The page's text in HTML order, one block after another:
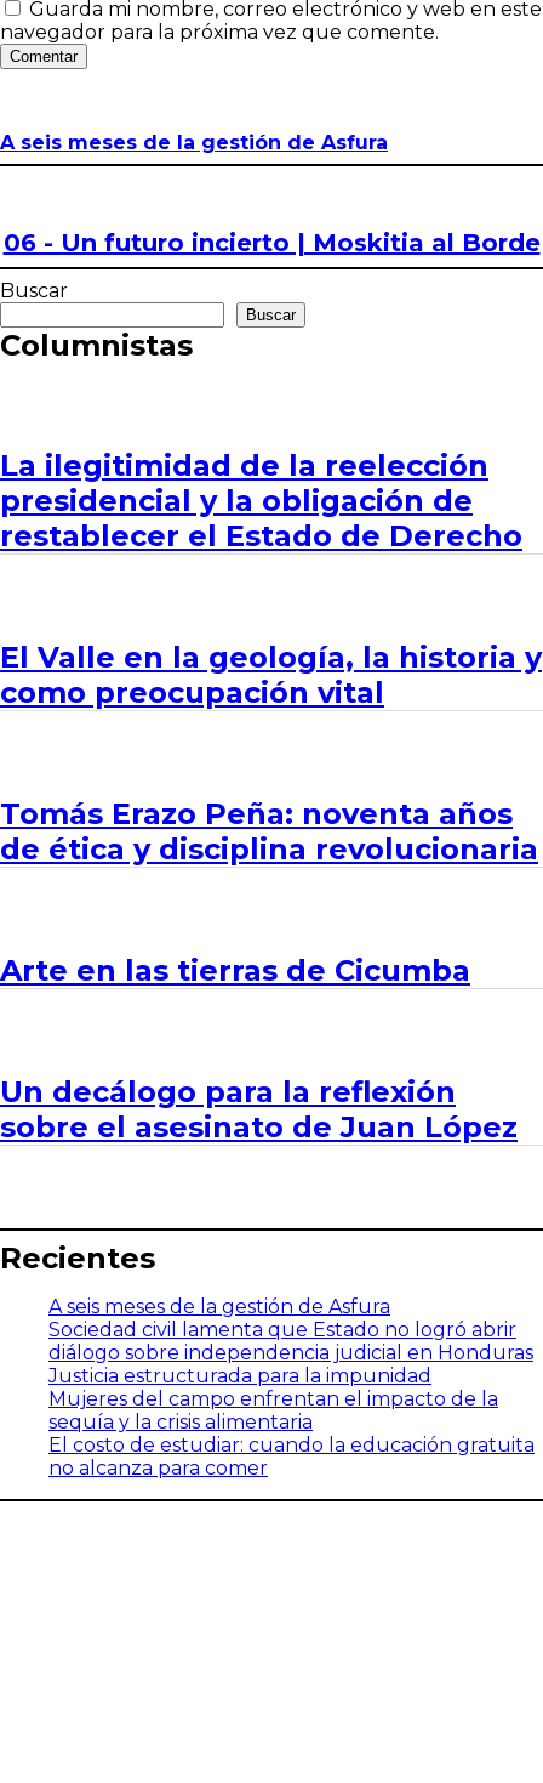
Guarda mi nombre, correo electrónico y web en este
navegador para la próxima vez que comente.
Comentar
A seis meses de la gestión de Asfura
06 - Un futuro incierto | Moskitia al Borde
Buscar
Buscar
Columnistas
La ilegitimidad de la reelección
presidencial y la obligación de
restablecer el Estado de Derecho
El Valle en la geología, la historia y
como preocupación vital
Tomás Erazo Peña: noventa años
de ética y disciplina revolucionaria
Arte en las tierras de Cicumba
Un decálogo para la reflexión
sobre el asesinato de Juan López
Recientes
A seis meses de la gestión de Asfura
Sociedad civil lamenta que Estado no logró abrir
diálogo sobre independencia judicial en Honduras
Justicia estructurada para la impunidad
Mujeres del campo enfrentan el impacto de la
sequía y la crisis alimentaria
El costo de estudiar: cuando la educación gratuita
no alcanza para comer